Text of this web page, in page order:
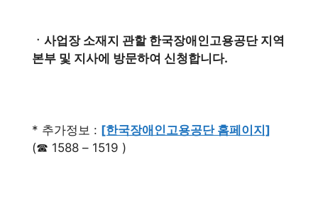
ㆍ사업장 소재지 관할 한국장애인고용공단 지역
본부 및 지사에 방문하여 신청합니다.
* 추가정보 : [한국장애인고용공단 홈페이지]
(☎ 1588 – 1519 )